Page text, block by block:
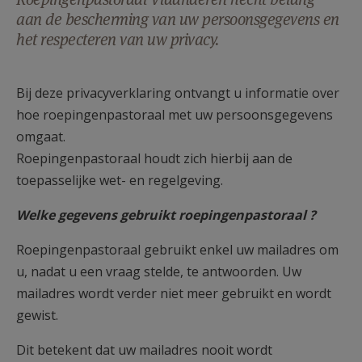
AANMELDEN OF REGISTREREN
aan de bescherming van uw persoonsgegevens en
het respecteren van uw privacy.
Bij deze privacyverklaring ontvangt u informatie over
hoe roepingenpastoraal met uw persoonsgegevens
omgaat.
Roepingenpastoraal houdt zich hierbij aan de
toepasselijke wet- en regelgeving.
Welke gegevens gebruikt roepingenpastoraal ?
Roepingenpastoraal gebruikt enkel uw mailadres om
u, nadat u een vraag stelde, te antwoorden. Uw
mailadres wordt verder niet meer gebruikt en wordt
gewist.
Dit betekent dat uw mailadres nooit wordt